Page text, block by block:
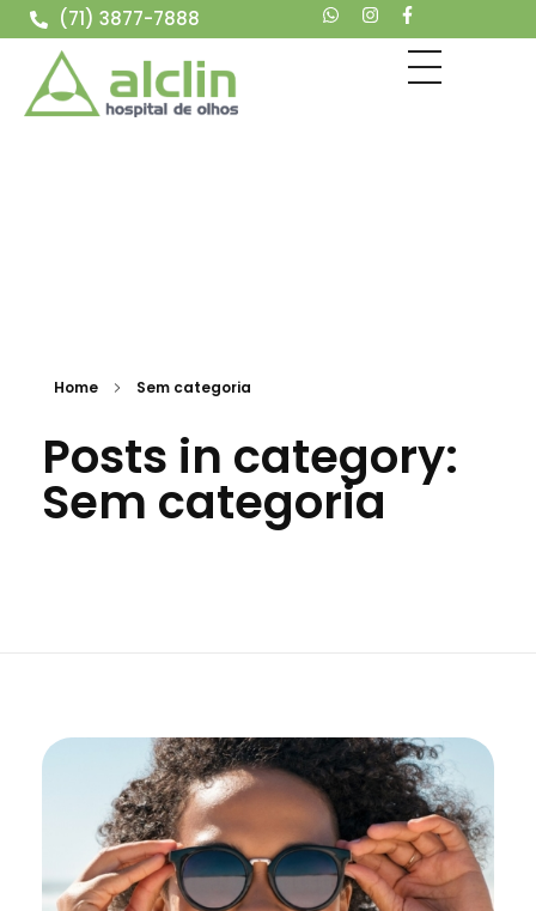
(71) 3877-7888
Home Sem categoria
Posts in category:
Sem categoria